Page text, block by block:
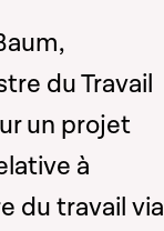
du Travail
un projet
à
du travail via